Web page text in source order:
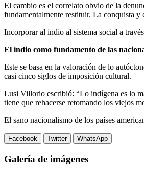
El cambio es el correlato obvio de la
fundamentalmente restituir. La conquista y
Incorporar al indio al sistema social a
El indio como fundamento de las
Este se basa en la valoración de lo
casi cinco siglos de imposición cultural.
Lusi Villorio escribió: “Lo indígena es lo
tiene que rehacerse retomando los viejos
El sano nacionalismo de los países
Facebook Twitter WhatsApp
Galería de imágenes